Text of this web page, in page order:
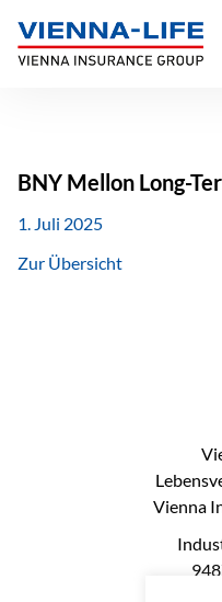
Inhalt
springen
BNY Mellon Long-
1. Juli 2025
Zur Übersicht
Vienna